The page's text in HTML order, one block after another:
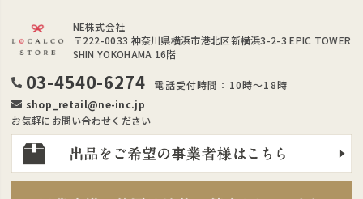
NE株式会社
〒222-0033 神奈川県横浜市港北区新横浜3-2-3 EPIC TOWER
SHIN YOKOHAMA 16階
03-4540-6274
電話受付時間：10時～18時
shop_retail@ne-inc.jp
お気軽にお問い合わせください